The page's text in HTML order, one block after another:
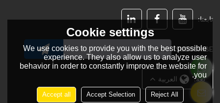
تابعنا:
SUBSCRIBE:
لغة: العربية
Cookie settings
We use cookies to provide you with the best possible
experience. They also allow us to analyze user
behavior in order to constantly improve the website for
you.
Reject All
Accept Selection
Accept all